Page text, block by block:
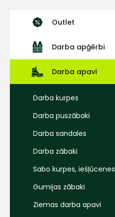
Outlet
Darba apģērbi
Darba apavi
Darba kurpes
Darba puszābaki
Darba sandales
Darba zābaki
Sabo kurpes, iešļūcenes
Gumijas zābaki
Ziemas darba apavi